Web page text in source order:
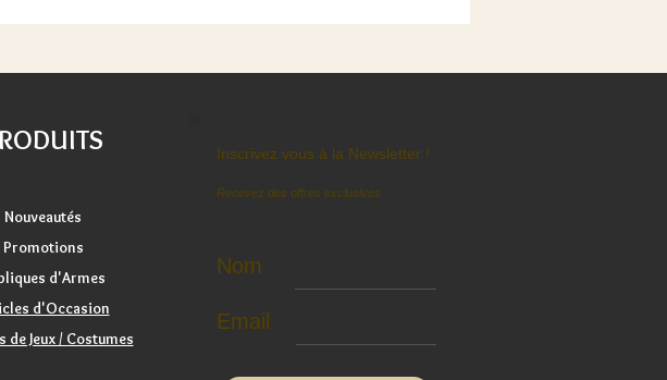
Nouveautés
Promotions
d'Armes
d'Occasion
de Jeux / Costumes
Inscrivez vous à la Newsletter !
Recevez des offres exclusives
Nom
Email